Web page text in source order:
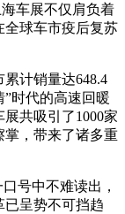
车展不仅肩负着
全球车市疫后复苏
计销量达648.4
”时代的高速回暖
共吸引了1000家
掌，带来了诸多重
号中不难读出，
已呈势不可挡趋